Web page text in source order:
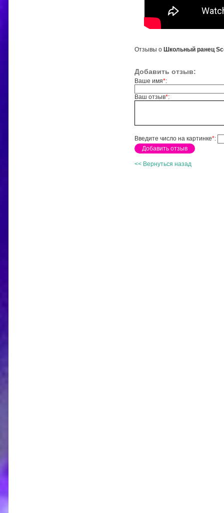
Отзывы о Школьный ранец
Добавить отзыв:
Ваше имя*:
Ваш отзыв*:
Введите число на картинке*:
<< Вернуться назад